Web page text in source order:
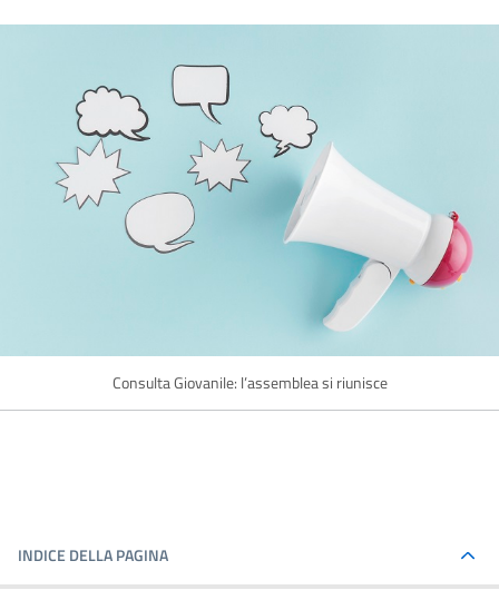
Consulta Giovanile: l’assemblea si riunisce
INDICE DELLA PAGINA